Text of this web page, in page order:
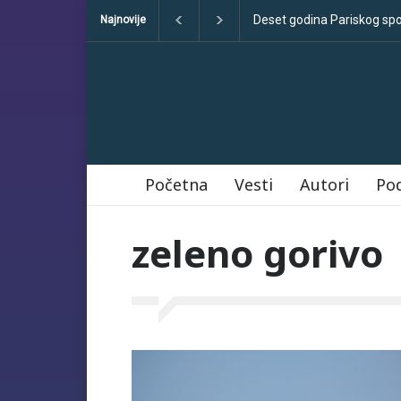
Najnovije Deset godina Pariskog
Početna Vesti Autori
zeleno gorivo